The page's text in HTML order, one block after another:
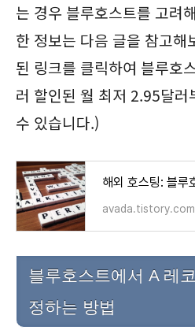
는 경우 블루호스트를 고려
한 정보는 다음 글을 참고해
된 링크를 클릭하여 블루호
러 할인된 월 최저 2.95달러
수 있습니다.)
avada.tistory.com
블루호스트에서 A 레
정하는 방법